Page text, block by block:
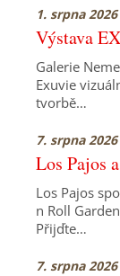
1. srpna
Výstava
Galerie
Exuvie
tvorbě…
7. srpna
Los Pajos
Los Pajos
n Roll
Přijďte…
7. srpna